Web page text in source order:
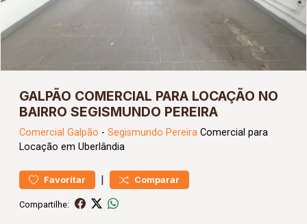
GALPÃO COMERCIAL PARA LOCAÇÃO NO
BAIRRO SEGISMUNDO PEREIRA
Comercial Galpão - Segismundo Pereira Comercial para
Locação em Uberlândia
Favoritar | Comparar
Compartilhe: